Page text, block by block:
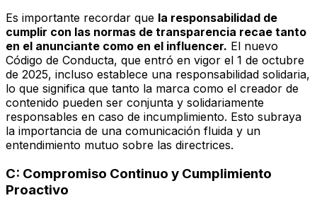
Es importante recordar que la responsabilidad de
cumplir con las normas de transparencia recae tanto
en el anunciante como en el influencer. El nuevo
Código de Conducta, que entró en vigor el 1 de octubre
de 2025, incluso establece una responsabilidad solidaria,
lo que significa que tanto la marca como el creador de
contenido pueden ser conjunta y solidariamente
responsables en caso de incumplimiento. Esto subraya
la importancia de una comunicación fluida y un
entendimiento mutuo sobre las directrices.
C: Compromiso Continuo y Cumplimiento
Proactivo